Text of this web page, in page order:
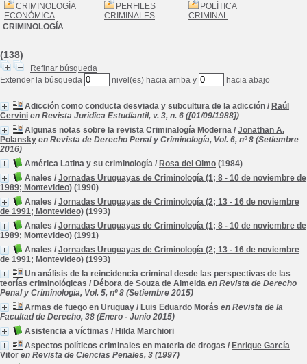
CRIMINOLOGÍA
ECONÓMICA
PERFILES
CRIMINALES
POLÍTICA
CRIMINAL
CRIMINOLOGÍA
(138)
Refinar búsqueda
Extender la búsqueda
nivel(es) hacia arriba y hacia abajo
Adicción como conducta desviada y subcultura de la adicción / Raúl
Cervini en Revista Jurídica Estudiantil, v. 3, n. 6 ([01/09/1988])
Algunas notas sobre la revista Criminalogía Moderna / Jonathan A.
Polansky en Revista de Derecho Penal y Criminología, Vol. 6, nº 8 (Setiembre
2016)
América Latina y su criminología / Rosa del Olmo (1984)
Anales / Jornadas Uruguayas de Criminología (1; 8 - 10 de noviembre de
1989; Montevideo) (1990)
Anales / Jornadas Uruguayas de Criminología (2; 13 - 16 de noviembre
de 1991; Montevideo) (1993)
Anales / Jornadas Uruguayas de Criminología (1; 8 - 10 de noviembre de
1989; Montevideo) (1991)
Anales / Jornadas Uruguayas de Criminología (2; 13 - 16 de noviembre
de 1991; Montevideo) (1993)
Un análisis de la reincidencia criminal desde las perspectivas de las
teorías criminológicas / Débora de Souza de Almeida en Revista de Derecho
Penal y Criminología, Vol. 5, nº 8 (Setiembre 2015)
Armas de fuego en Uruguay / Luis Eduardo Morás en Revista de la
Facultad de Derecho, 38 (Enero - Junio 2015)
Asistencia a víctimas / Hilda Marchiori
Aspectos políticos criminales en materia de drogas / Enrique García
Vitor en Revista de Ciencias Penales, 3 (1997)